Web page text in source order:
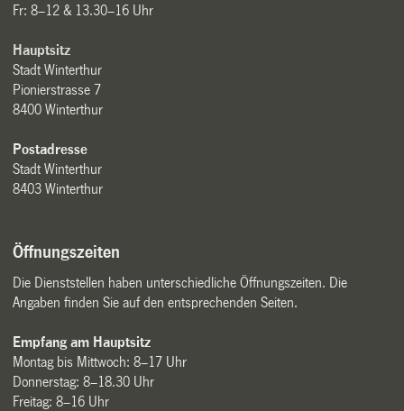
Fr: 8–12 & 13.30–16 Uhr
Hauptsitz
Stadt Winterthur
Pionierstrasse 7
8400 Winterthur
Postadresse
Stadt Winterthur
8403 Winterthur
Öffnungszeiten
Die Dienststellen haben unterschiedliche Öffnungszeiten. Die
Angaben finden Sie auf den entsprechenden Seiten.
Empfang am Hauptsitz
Montag bis Mittwoch: 8–17 Uhr
Donnerstag: 8–18.30 Uhr
Freitag: 8–16 Uhr